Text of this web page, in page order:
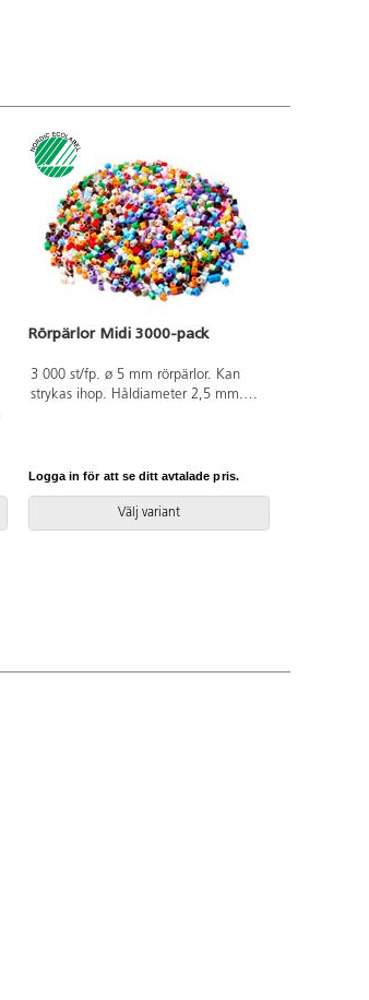
Rörpärlor Midi 3000-pack
3 000 st/fp. ø 5 mm rörpärlor. Kan
strykas ihop. Håldiameter 2,5 mm.
Logga in för att se ditt avtalade pris.
Välj variant